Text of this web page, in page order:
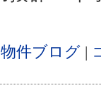
件ブログ |